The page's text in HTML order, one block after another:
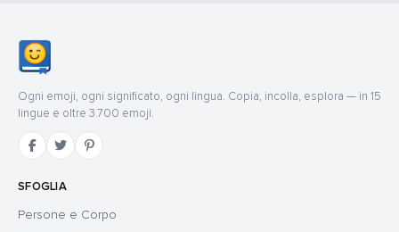
Ogni emoji, ogni significato, ogni lingua. Copia, incolla, esplora — in 15
lingue e oltre 3.700 emoji.
SFOGLIA
Persone e Corpo